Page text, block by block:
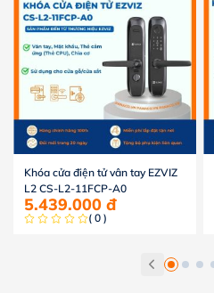
Khóa cửa điện tử vân tay EZVIZ
L2 CS-L2-11FCP-A0
5.439.000 đ
( 0 )